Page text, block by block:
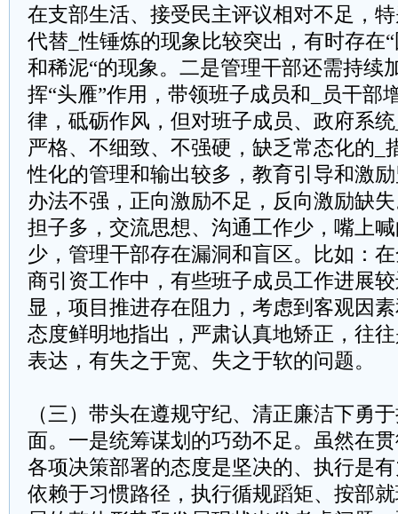
在支部生活、接受民主评议相对不足，
代替_性锤炼的现象比较突出，有时存在
和稀泥“的现象。二是管理干部还需持续
挥“头雁”作用，带领班子成员和_员干部
律，砥砺作风，但对班子成员、政府系
严格、不细致、不强硬，缺乏常态化的_
性化的管理和输出较多，教育引导和激
办法不强，正向激励不足，反向激励缺
担子多，交流思想、沟通工作少，嘴上
少，管理干部存在漏洞和盲区。比如：
商引资工作中，有些班子成员工作进展
显，项目推进存在阻力，考虑到客观因
态度鲜明地指出，严肃认真地矫正，往
表达，有失之于宽、失之于软的问题。
（三）带头在遵规守纪、清正廉洁下勇
面。一是统筹谋划的巧劲不足。虽然在
各项决策部署的态度是坚决的、执行是
依赖于习惯路径，执行循规蹈矩、按部